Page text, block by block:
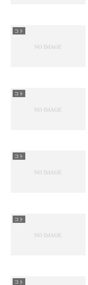
コト
コト
コト
コト
コト